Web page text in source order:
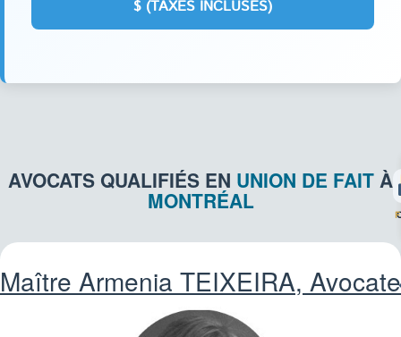
AVOCATS QUALIFIÉS EN UNION DE FAIT À
MONTRÉAL
Maître Armenia TEIXEIRA, Avocate